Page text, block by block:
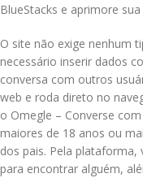
BlueStacks e aprimore
O site não exige nenhum
necessário inserir dados
conversa com outros
web e roda direto no
o Omegle – Converse
maiores de 18 anos ou
dos pais. Pela
para encontrar alguém,